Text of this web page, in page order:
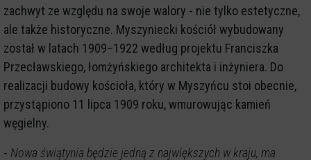
zachwyt ze względu na swoje walory - nie tylko estetyczne,
ale także historyczne. Myszyniecki kościół wybudowany
został w latach 1909–1922 według projektu Franciszka
Przecławskiego, łomżyńskiego architekta i inżyniera. Do
realizacji budowy kościoła, który w Myszyńcu stoi obecnie,
przystąpiono 11 lipca 1909 roku, wmurowując kamień
węgielny.
- Nowa świątynia będzie jedną z największych w kraju, ma